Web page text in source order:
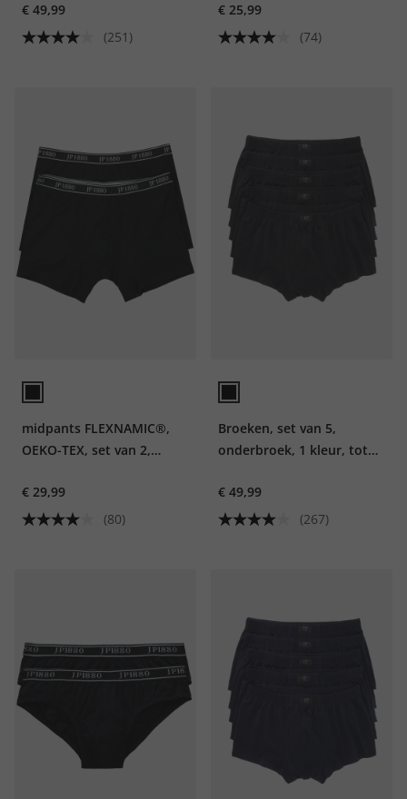
€ 49,99
(251)
€ 25,99
(74)
midpants FLEXNAMIC®,
OEKO-TEX, set van 2,
€ 29,99
(80)
Broeken, set van 5,
onderbroek, 1 kleur, tot
€ 49,99
(267)